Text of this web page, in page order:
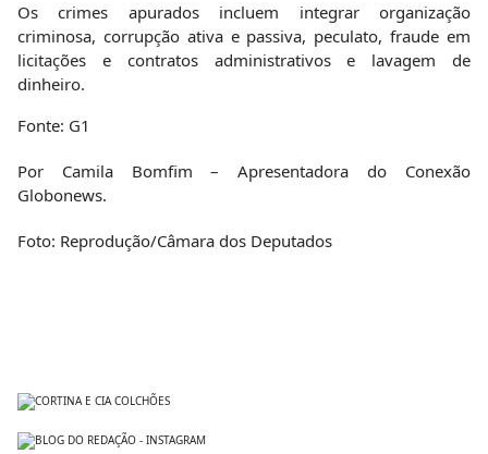
Os crimes apurados incluem integrar organização
criminosa, corrupção ativa e passiva, peculato, fraude em
licitações e contratos administrativos e lavagem de
dinheiro.
Fonte: G1
Por Camila Bomfim – Apresentadora do Conexão
Globonews.
Foto: Reprodução/Câmara dos Deputados